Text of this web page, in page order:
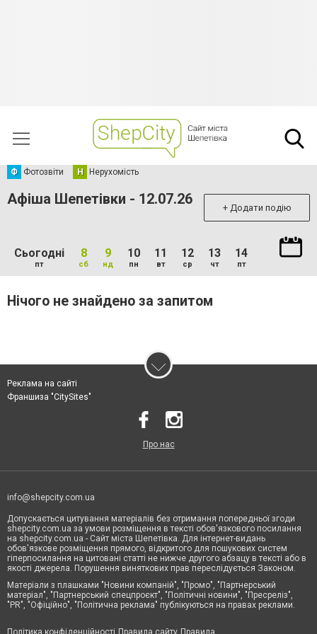
Ф Фотозвіти Н Нерухомість
Афіша Шепетівки - 12.07.26 + Додати подію
Сьогодні
пт
8
сб
9
нд
10
пн
11
вт
12
ср
13
чт
14
пт
Нічого не знайдено за запитом
Реклама на сайті
Франшиза "CitySites"
Про нас
info@shepcity.com.ua
Допускається цитування матеріалів без отримання попередньої згоди
shepcity.com.ua за умови розміщення в тексті обов'язкового посилання
на shepcity.com.ua - Сайт міста Шепетівка. Для інтернет-видань
обов'язкове розміщення прямого, відкритого для пошукових систем
гіперпосилання на цитовані статті не нижче другого абзацу в тексті або в
якості джерела. Порушення виняткових прав переслідується Законом.
Матеріали з плашками "Новини компаній", "Промо", "Партнерський
матеріал", "Партнерський спецпроєкт", "Політичні новини", "Пресреліз",
"PR", "Офіційно", "Політична реклама" публікуються на правах реклами.
Політика конфіденційності Правила сайту Правила